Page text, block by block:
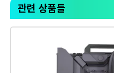
관련 상품들